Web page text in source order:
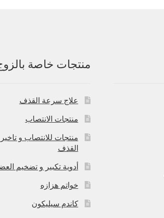
منتجات خاصة
علاج سرعة القذف
منتجات الانتصاب
منتجات للانتصاب و تاخير
القذف
أدوية تكبير و تضخيم
خواتم هزازه
كاندم سيليكون